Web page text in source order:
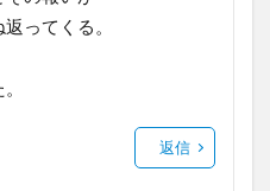
ってくる。
返信